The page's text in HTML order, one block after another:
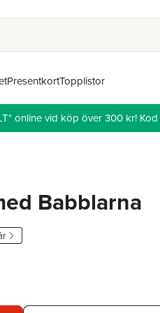
PresentkortTopplistor
online vid köp över 300 kr! Kod
Babblarna